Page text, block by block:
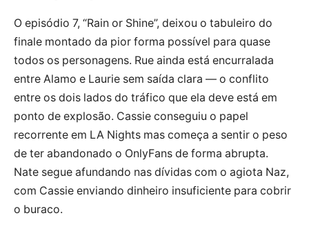
O episódio 7, “Rain or Shine”, deixou o tabuleiro do
finale montado da pior forma possível para quase
todos os personagens. Rue ainda está encurralada
entre Alamo e Laurie sem saída clara — o conflito
entre os dois lados do tráfico que ela deve está em
ponto de explosão. Cassie conseguiu o papel
recorrente em LA Nights mas começa a sentir o peso
de ter abandonado o OnlyFans de forma abrupta.
Nate segue afundando nas dívidas com o agiota Naz,
com Cassie enviando dinheiro insuficiente para cobrir
o buraco.